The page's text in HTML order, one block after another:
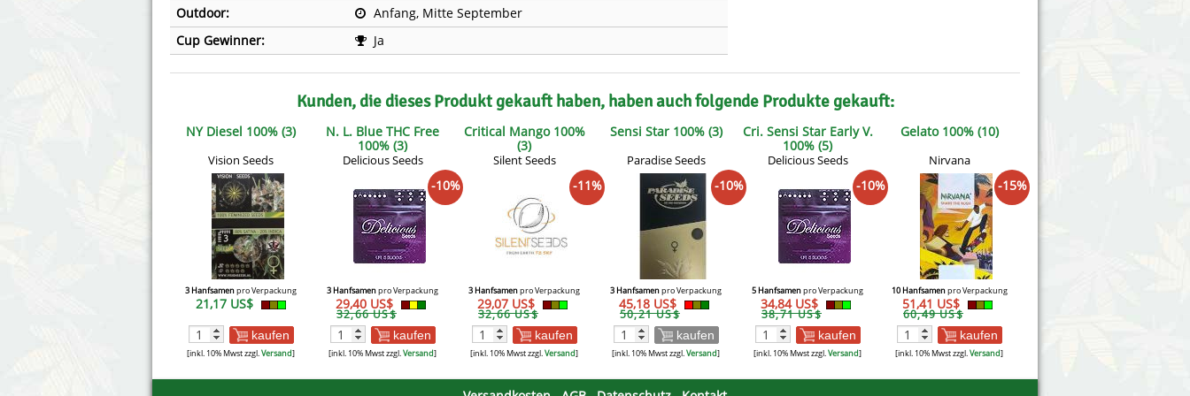
Outdoor:
Anfang, Mitte September
Cup Gewinner:
Ja
Kunden, die dieses Produkt gekauft haben, haben auch folgende Produkte gekauft:
NY Diesel 100% (3)
Vision Seeds
3 Hanfsamenpro Verpackung
21,17 US$
kaufen
[inkl. 10% Mwst zzgl.Versand]
N. L. Blue THC Free
100% (3)
Delicious Seeds
-10%
3 Hanfsamenpro Verpackung
29,40 US$
32,66 US$
kaufen
[inkl. 10% Mwst zzgl.Versand]
Critical Mango 100%
(3)
Silent Seeds
-11%
3 Hanfsamenpro Verpackung
29,07 US$
32,66 US$
kaufen
[inkl. 10% Mwst zzgl.Versand]
Sensi Star 100% (3)
Paradise Seeds
-10%
3 Hanfsamenpro Verpackung
45,18 US$
50,21 US$
kaufen
[inkl. 10% Mwst zzgl.Versand]
Cri. Sensi Star Early V.
100% (5)
Delicious Seeds
-10%
5 Hanfsamenpro Verpackung
34,84 US$
38,71 US$
kaufen
[inkl. 10% Mwst zzgl.Versand]
Gelato 100% (10)
Nirvana
-15%
10 Hanfsamenpro Verpackung
51,41 US$
60,49 US$
kaufen
[inkl. 10% Mwst zzgl.Versand]